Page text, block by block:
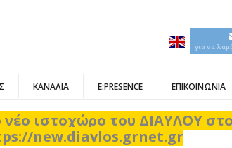
για να
ΚΑΝΑΛΙΑ E:PRESENCE ΕΠΙΚΟΙΝΩΝΙΑ
νέο ιστοχώρο του ΔΙΑΥΛΟΥ
new.diavlos.grnet.gr